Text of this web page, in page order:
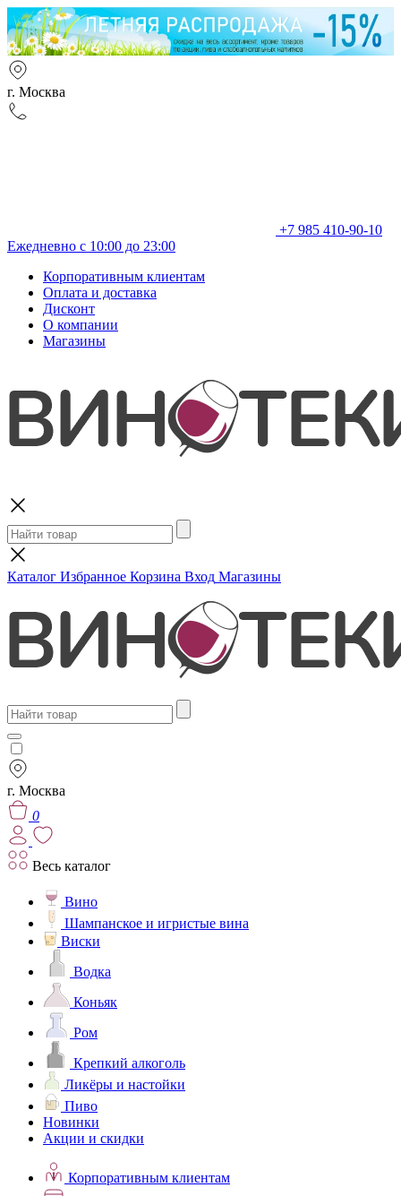
г. Москва
+7 985 410-90-10
Ежедневно с 10:00 до 23:00
Корпоративным клиентам
Оплата и доставка
Дисконт
О компании
Магазины
Каталог Избранное Корзина Вход Магазины
г. Москва
0
Весь каталог
Вино
Шампанское и игристые вина
Виски
Водка
Коньяк
Ром
Крепкий алкоголь
Ликёры и настойки
Пиво
Новинки
Акции и скидки
Корпоративным клиентам